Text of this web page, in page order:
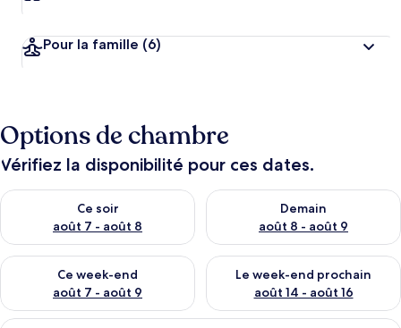
Pour la famille (6)
Options de chambre
Vérifiez la disponibilité pour ces dates.
Ce soir
août 7 - août 8
Vérifier la disponibilité pour ce soir août 7 - août 8
Demain
août 8 - août 9
Vérifier la disponibilité pour
Ce week-end
août 7 - août 9
Vérifier la disponibilité pour ce week-end août 7 - août 9
Le week-end prochain
août 14 - août 16
Vérifier la disponibilité pour
Une cuisine compacte équipée d’un